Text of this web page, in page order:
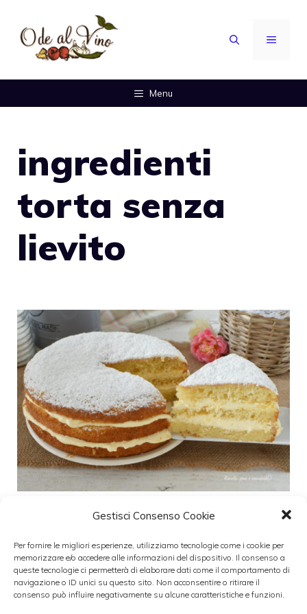
Gestisci Consenso Cookie
Per fornire le migliori esperienze, utilizziamo tecnologie come i cookie per
memorizzare e/o accedere alle informazioni del dispositivo. Il consenso a
queste tecnologie ci permetterà di elaborare dati come il comportamento di
navigazione o ID unici su questo sito. Non acconsentire o ritirare il
consenso può influire negativamente su alcune caratteristiche e funzioni.
contenuto
MENU
Menu
ingredienti
torta senza
lievito
prepararle
30 Dicembre 2021